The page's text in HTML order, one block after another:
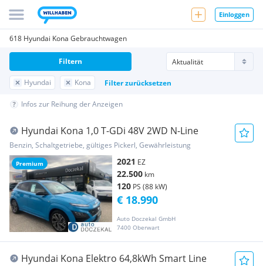
Einloggen
618 Hyundai Kona Gebrauchtwagen
Hyundai Kona Filter zurücksetzen
Filtern
Infos zur Reihung der Anzeigen
Premium
Hyundai Kona 1,0 T-GDi 48V 2WD N-Line
Benzin, Schaltgetriebe, gültiges Pickerl, Gewährleistung
2021 EZ
22.500 km
120 PS (88 kW)
Auto Doczekal GmbH
7400 Oberwart
€ 18.990
Hyundai Kona Elektro 64,8kWh Smart Line